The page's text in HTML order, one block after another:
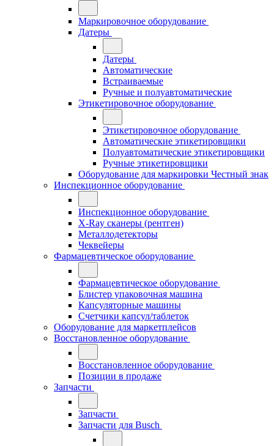
Маркировочное оборудование
Датеры
Датеры
Автоматические
Встраиваемые
Ручные и полуавтоматические
Этикетировочное оборудование
Этикетировочное оборудование
Автоматические этикетировщики
Полуавтоматические этикетировщики
Ручные этикетировщики
Оборудование для маркировки Честный знак
Инспекционное оборудование
Инспекционное оборудование
X-Ray сканеры (рентген)
Металлодетекторы
Чеквейеры
Фармацевтическое оборудование
Фармацевтическое оборудование
Блистер упаковочная машина
Капсуляторные машины
Счетчики капсул/таблеток
Оборудование для маркетплейсов
Восстановленное оборудование
Восстановленное оборудование
Позиции в продаже
Запчасти
Запчасти
Запчасти для Busch